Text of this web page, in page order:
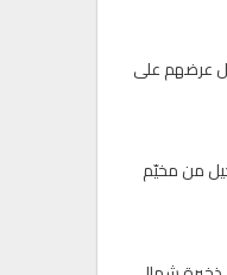
عرضهم على
من مخيّم